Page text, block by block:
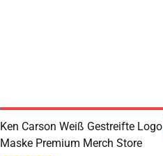
Ken Carson Weiß Gestreifte Logo
Maske Premium Merch Store